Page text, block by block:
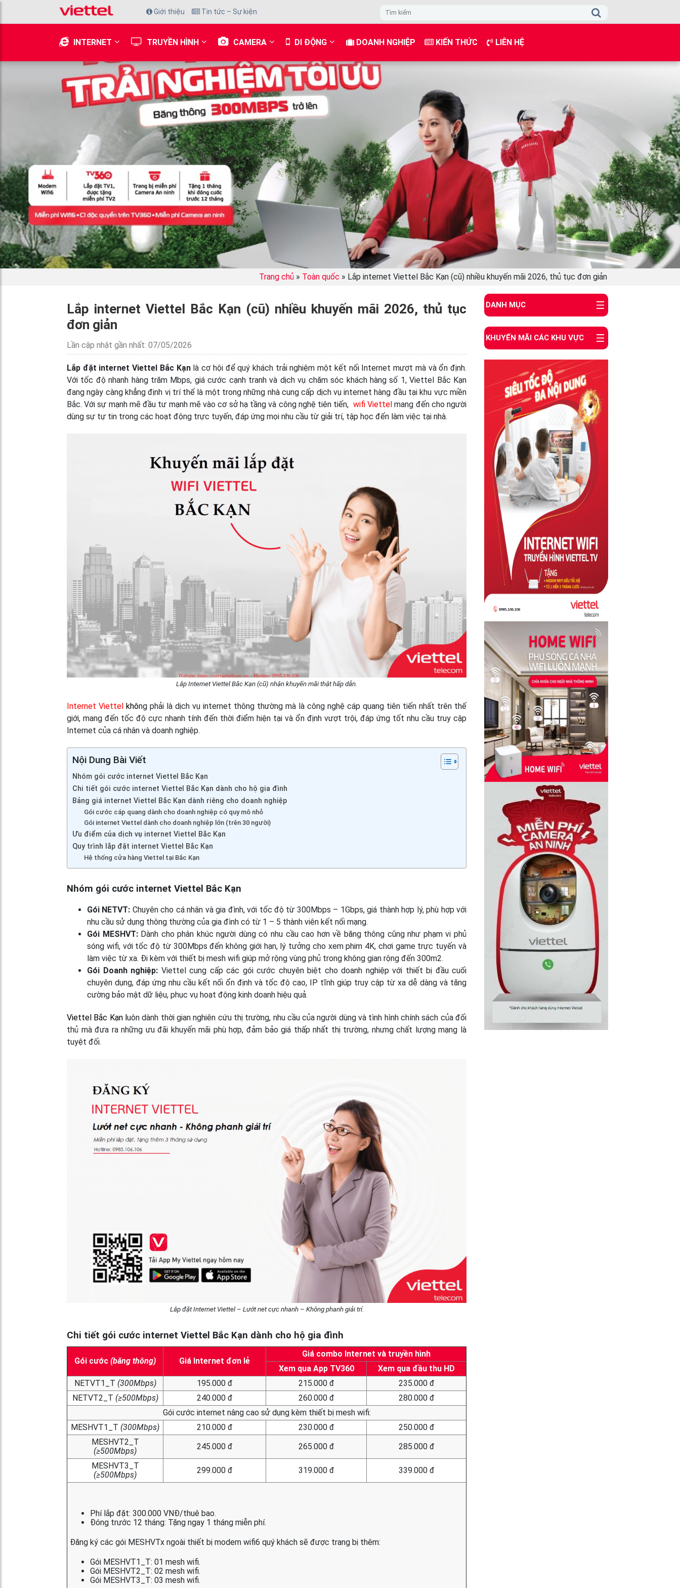
Giới thiệu Tin tức – Sự kiện
INTERNET TRUYỀN HÌNH CAMERA DI ĐỘNG DOANH NGHIỆP KIẾN THỨC LIÊN HỆ
Trang chủ» Toàn quốc » Lắp internet Viettel Bắc Kạn (cũ) nhiều khuyến mãi 2026, thủ tục đơn giản
Lắp internet Viettel Bắc Kạn (cũ) nhiều khuyến mãi 2026, thủ tục
đơn giản
Lần cập nhật gần nhất: 07/05/2026
Lắp đặt internet Viettel Bắc Kạnlà cơ hội để quý khách trải nghiệm một kết nối Internet mượt mà và ổn định.
Với tốc độ nhanh hàng trăm Mbps, giá cước cạnh tranh và dịch vụ chăm sóc khách hàng số 1, Viettel Bắc Kạn
đang ngày càng khẳng định vị trí thế là một trong những nhà cung cấp dịch vụ internet hàng đầu tại khu vực miền
Bắc. Với sự mạnh mẽ đầu tư mạnh mẽ vào cơ sở hạ tầng và công nghệ tiên tiến, wifi Viettel mang đến cho người
dùng sự tự tin trong các hoạt động trực tuyến, đáp ứng mọi nhu cầu từ giải trí, tập học đến làm việc tại nhà.
Lắp Internet Viettel Băc Kạn (cũ) nhận khuyến mãi thật hấp dẫn.
Internet Viettel không phải là dịch vụ internet thông thường mà là công nghệ cáp quang tiên tiến nhất trên thế
giới, mang đến tốc độ cực nhanh tính đến thời điểm hiện tại và ổn định vượt trội, đáp ứng tốt nhu cầu truy cập
Internet của cá nhân và doanh nghiệp.
Nội Dung Bài Viết
Nhóm gói cước internet Viettel Bắc Kạn
Chi tiết gói cước internet Viettel Bắc Kạn dành cho hộ gia đình
Bảng giá internet Viettel Bắc Kạn dành riêng cho doanh nghiệp
Gói cước cáp quang dành cho doanh nghiệp có quy mô nhỏ
Gói internet Viettel dành cho doanh nghiệp lớn (trên 30 người)
Ưu điểm của dịch vụ internet Viettel Bắc Kạn
Quy trình lắp đặt internet Viettel Bắc Kạn
Hệ thống cửa hàng Viettel tại Bắc Kạn
Nhóm gói cước internet Viettel Bắc Kạn
Gói NETVT: Chuyên cho cá nhân và gia đình, với tốc độ từ 300Mbps – 1Gbps, giá thành hợp lý, phù hợp với
nhu cầu sử dụng thông thường của gia đình có từ 1 – 5 thành viên kết nối mạng.
Gói MESHVT:Dành cho phân khúc người dùng có nhu cầu cao hơn về băng thông cũng như phạm vi phủ
sóng wifi, với tốc độ từ 300Mbps đến không giới hạn, lý tưởng cho xem phim 4K, chơi game trực tuyến và
làm việc từ xa. Đi kèm với thiết bị mesh wifi giúp mở rộng vùng phủ trong không gian rộng đến 300m2.
Gói Doanh nghiệp: Viettel cung cấp các gói cước chuyên biệt cho doanh nghiệp với thiết bị đầu cuối
chuyên dụng, đáp ứng nhu cầu kết nối ổn định và tốc độ cao, IP tĩnh giúp truy cập từ xa dễ dàng và tăng
cường bảo mật dữ liệu, phục vụ hoạt động kinh doanh hiệu quả.
Viettel Bắc Kạn l uôn dành thời gian nghiên cứu thị trường, nhu cầu của người dùng và tình hình chính sách của đối
thủ mà đưa ra những ưu đãi khuyến mãi phù hợp, đảm bảo giá thấp nhất thị trường, nhưng chất lượng mạng là
tuyệt đối.
Lắp đặt Internet Viettel – Lướt net cực nhanh – Không phanh giải trí.
Chi tiết gói cước internet Viettel Bắc Kạn dành cho hộ gia đình
Gói cước (băng thông) Giá Internet đơn lẻ
Giá combo Internet và truyền hình
Xem qua App TV360
Xem qua đầu thu HD
NETVT1_T (300Mbps) 195.000 đ 215.000 đ
235.000 đ
NETVT2_T (≥500Mbps) 240.000 đ 260.000 đ
280.000 đ
Gói cước internet nâng cao sử dụng kèm thiết bị mesh wifi:
MESHVT1_T (300Mbps) 210.000 đ 230.000 đ
250.000 đ
MESHVT2_T
(≥500Mbps)
245.000 đ 265.000 đ
285.000 đ
MESHVT3_T
(≥500Mbps)
299.000 đ 319.000 đ 339.000 đ
Phí lắp đặt: 300.000 VNĐ/thuê bao.
Đóng trước 12 tháng: Tặng ngay 1 tháng miễn phí.
Đăng ký các gói MESHVTx ngoài thiết bị modem wifi6 quý khách sẽ được trang bị thêm:
Gói MESHVT1_T: 01 mesh wifi.
Gói MESHVT2_T: 02 mesh wifi.
Gói MESHVT3_T: 03 mesh wifi.
DANH MỤC
KHUYẾN MÃI CÁC KHU VỰC